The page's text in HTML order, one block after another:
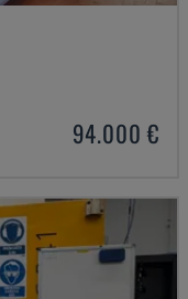
94.000 €